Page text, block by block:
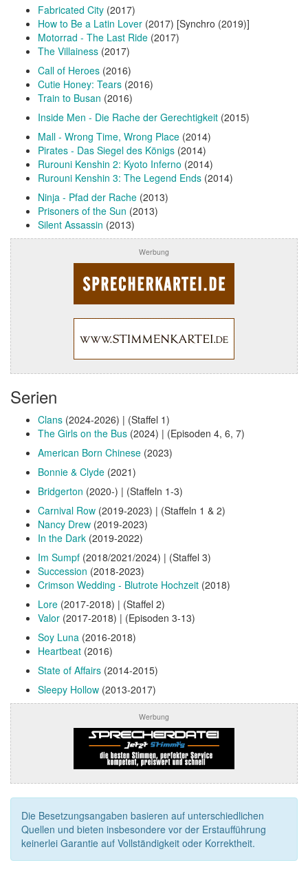
Fabricated City (2017)
How to Be a Latin Lover (2017) [Synchro (2019)]
Motorrad - The Last Ride (2017)
The Villainess (2017)
Call of Heroes (2016)
Cutie Honey: Tears (2016)
Train to Busan (2016)
Inside Men - Die Rache der Gerechtigkeit (2015)
Mall - Wrong Time, Wrong Place (2014)
Pirates - Das Siegel des Königs (2014)
Rurouni Kenshin 2: Kyoto Inferno (2014)
Rurouni Kenshin 3: The Legend Ends (2014)
Ninja - Pfad der Rache (2013)
Prisoners of the Sun (2013)
Silent Assassin (2013)
Werbung
Serien
Clans (2024-2026) | (Staffel 1)
The Girls on the Bus (2024) | (Episoden 4, 6, 7)
American Born Chinese (2023)
Bonnie & Clyde (2021)
Bridgerton (2020-) | (Staffeln 1-3)
Carnival Row (2019-2023) | (Staffeln 1 & 2)
Nancy Drew (2019-2023)
In the Dark (2019-2022)
Im Sumpf (2018/2021/2024) | (Staffel 3)
Succession (2018-2023)
Crimson Wedding - Blutrote Hochzeit (2018)
Lore (2017-2018) | (Staffel 2)
Valor (2017-2018) | (Episoden 3-13)
Soy Luna (2016-2018)
Heartbeat (2016)
State of Affairs (2014-2015)
Sleepy Hollow (2013-2017)
Werbung
Die Besetzungsangaben basieren auf unterschiedlichen
Quellen und bieten insbesondere vor der Erstaufführung
keinerlei Garantie auf Vollständigkeit oder Korrektheit.